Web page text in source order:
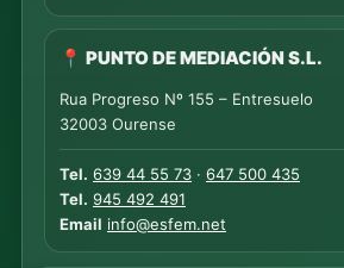
📍 PUNTO DE MEDIACIÓN S.L.
Rua Progreso Nº 155 – Entresuelo
32003 Ourense
Tel. 639 44 55 73 · 647 500 435
Tel. 945 492 491
Email info@esfem.net